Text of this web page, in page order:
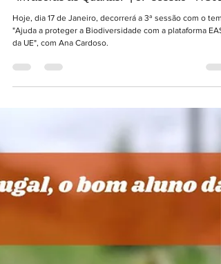
"Invasoras às Quartas!" | 3.ª sessão - HOJE
Hoje, dia 17 de Janeiro, decorrerá a 3ª sessão com o tema
da UE", com Ana Cardoso.